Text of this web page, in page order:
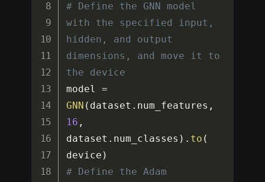
# Define the GNN model
with the specified input,
hidden, and output
dimensions, and move it to
the device
model =
GNN ( dataset . num_features ,
16 ,
dataset . num_classes ) . to (
device )
# Define the Adam